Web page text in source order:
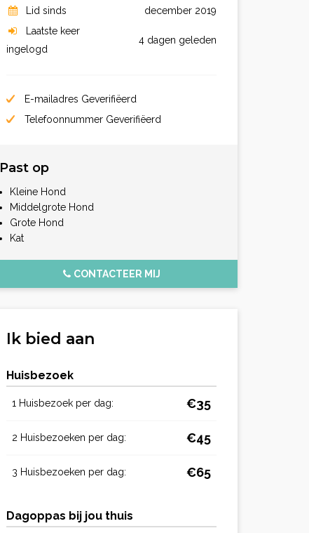
Lid sinds
december 2019
Laatste keer
ingelogd
4 dagen geleden
E-mailadres Geverifiëerd
Telefoonnummer Geverifiëerd
Past op
Kleine Hond
Middelgrote Hond
Grote Hond
Kat
CONTACTEER MIJ
Ik bied aan
Huisbezoek
1 Huisbezoek per dag: €35
2 Huisbezoeken per dag: €45
3 Huisbezoeken per dag: €65
Dagoppas bij jou thuis